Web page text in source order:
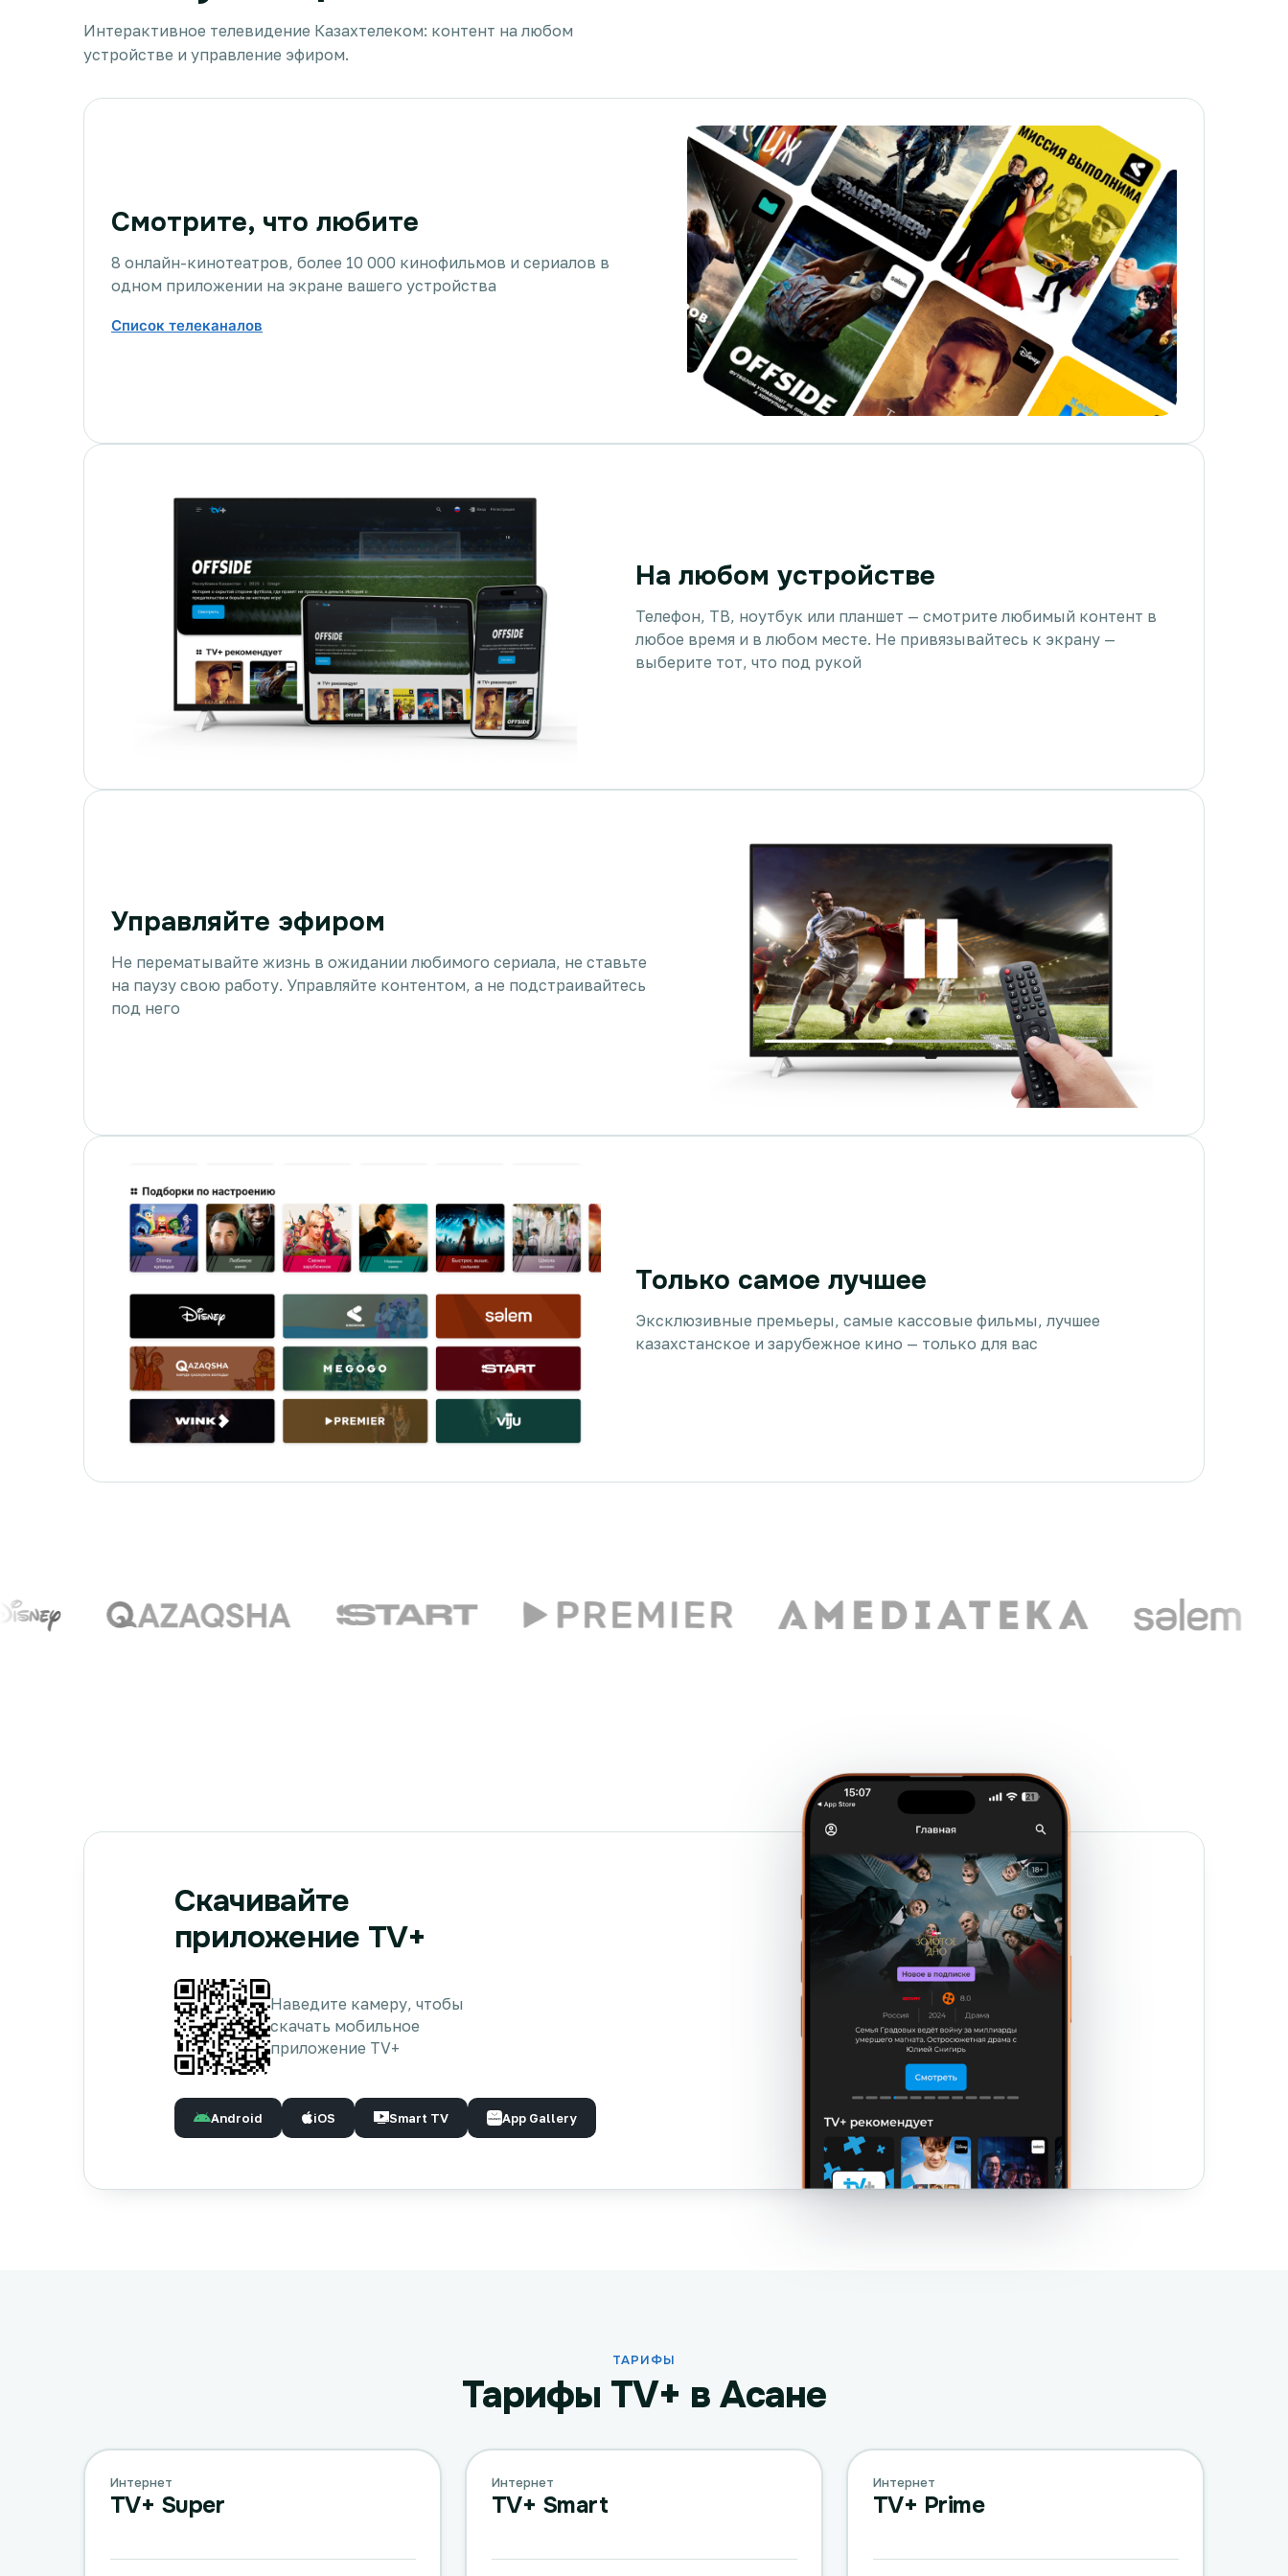
Интерактивное телевидение Казахтелеком: контент на любом
устройстве и управление эфиром.
Смотрите, что любите
8 онлайн-кинотеатров, более 10 000 кинофильмов и сериалов в
одном приложении на экране вашего устройства
Список телеканалов
На любом устройстве
Телефон, ТВ, ноутбук или планшет — смотрите любимый контент в
любое время и в любом месте. Не привязывайтесь к экрану —
выберите тот, что под рукой
Управляйте эфиром
Не перематывайте жизнь в ожидании любимого сериала, не ставьте
на паузу свою работу. Управляйте контентом, а не подстраивайтесь
под него
Только самое лучшее
Эксклюзивные премьеры, самые кассовые фильмы, лучшее
казахстанское и зарубежное кино — только для вас
Скачивайте
приложение TV+
Наведите камеру, чтобы
скачать мобильное
приложение TV+
Android iOS Smart TV App Gallery
ТАРИФЫ
Тарифы TV+ в Асане
Интернет
TV+ Super
Интернет
TV+ Smart
Интернет
TV+ Prime